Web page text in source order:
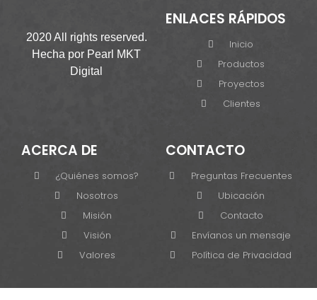
2020 All rights reserved.
Hecha por Pearl MKT
Digital
ENLACES RÁPIDOS
Inicio
Productos
Proyectos
Clientes
ACERCA DE
¿Quiénes somos?
Nosotros
Misión
Visión
Valores
CONTACTO
Preguntas Frecuentes
Ubicación
Contacto
Envíanos un mensaje
Política de Privacidad